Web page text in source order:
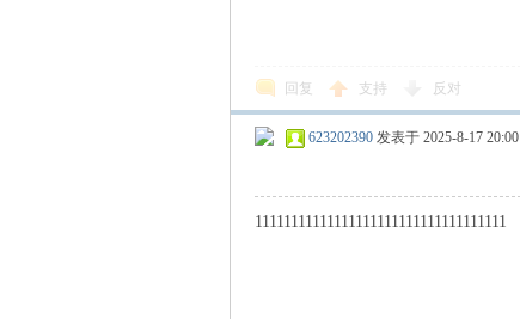
回复 支持 反对
623202390 发表于 2025-8-17 20:00
11111111111111111111111111111111111